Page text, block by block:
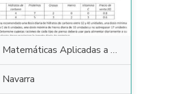
Matemáticas Aplicadas a las Ciencias Sociales
Navarra